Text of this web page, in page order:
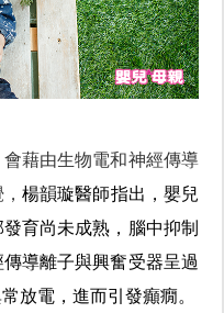
藉由生物電和神經傳導
楊韻璇醫師指出，嬰兒
育尚未成熟，腦中抑制
導離子與興奮受器呈過
放電，進而引發癲癇。